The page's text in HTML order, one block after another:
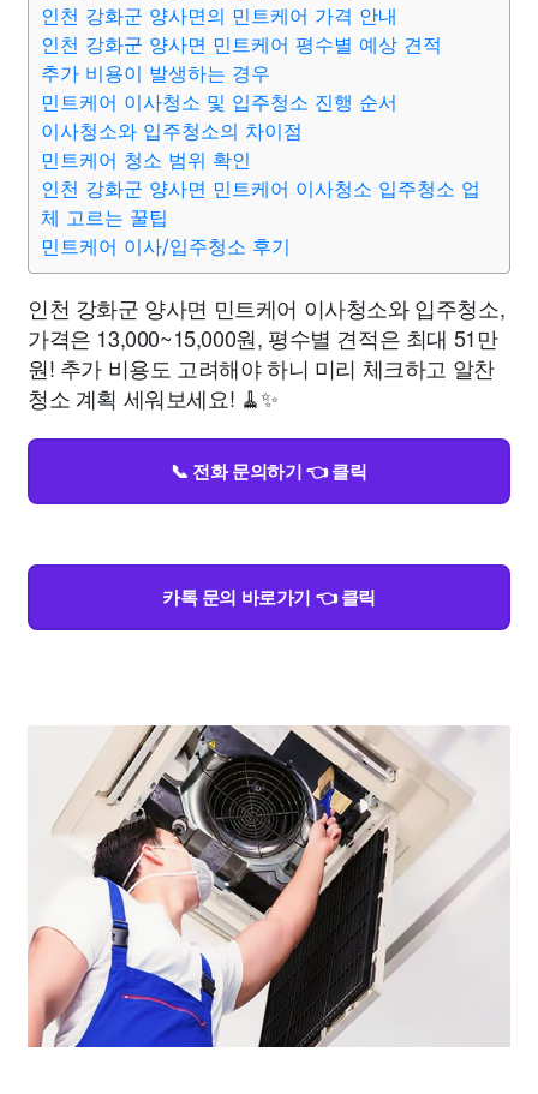
인천 강화군 양사면의 민트케어 가격 안내
인천 강화군 양사면 민트케어 평수별 예상 견적
추가 비용이 발생하는 경우
민트케어 이사청소 및 입주청소 진행 순서
이사청소와 입주청소의 차이점
민트케어 청소 범위 확인
인천 강화군 양사면 민트케어 이사청소 입주청소 업
체 고르는 꿀팁
민트케어 이사/입주청소 후기
인천 강화군 양사면 민트케어 이사청소와 입주청소,
가격은 13,000~15,000원, 평수별 견적은 최대 51만
원! 추가 비용도 고려해야 하니 미리 체크하고 알찬
청소 계획 세워보세요! 🧹✨
📞 전화 문의하기 👈 클릭
카톡 문의 바로가기 👈 클릭